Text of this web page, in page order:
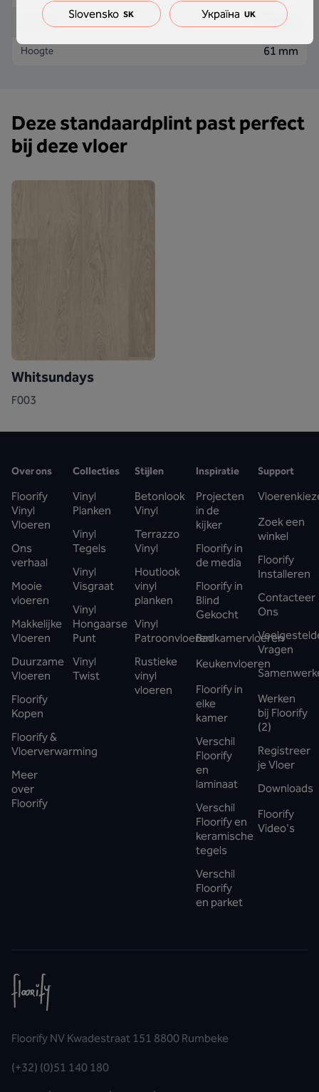
Breedte 9.5 mm
Hoogte 61 mm
Deze standaardplint past perfect
bij deze vloer
Whitsundays
F003
Over ons
Floorify
Vinyl
Vloeren
Ons
verhaal
Mooie
vloeren
Makkelijke
Vloeren
Duurzame
Vloeren
Floorify
Kopen
Floorify &
Vloerverwarming
Meer
over
Floorify
Collecties
Vinyl
Planken
Vinyl
Tegels
Vinyl
Visgraat
Vinyl
Hongaarse
Punt
Vinyl
Twist
Stijlen
Betonlook
Vinyl
Terrazzo
Vinyl
Houtlook
vinyl
planken
Vinyl
Patroonvloeren
Rustieke
vinyl
vloeren
Inspiratie
Projecten
in de
kijker
Floorify in
de media
Floorify in
Blind
Gekocht
Badkamervloeren
Keukenvloeren
Floorify in
elke
kamer
Verschil
Floorify
en
laminaat
Verschil
Floorify en
keramische
tegels
Verschil
Floorify
en parket
Support
Zoek een
winkel
Floorify
Installeren
Contacteer
Ons
Vragen
Werken
bij Floorify
(2)
Registreer
je Vloer
Downloads
Floorify
Video's
Floorify NV Kwadestraat 151 8800 Rumbeke
(+32) (0)51 140 180
Slovensko SK Україна UK